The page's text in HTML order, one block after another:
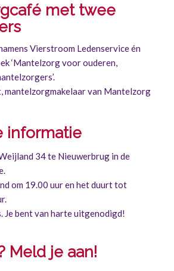
met twee
Vierstroom Ledenservice én
‘Mantelzorg voor ouderen,
mantelzorgmakelaar van Mantelzorg
informatie
34 te Nieuwerbrug in de
om 19.00 uur en het duurt tot
Je bent van harte uitgenodigd!
Meld je aan!